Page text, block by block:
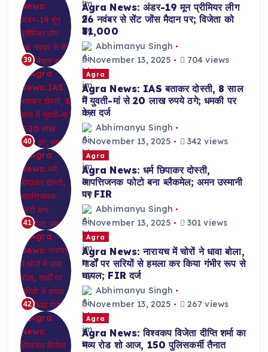
39
Agra News: अंडर-19 मून प्रीमियर लीग
26 नवंबर से सेंट जोंस मैदान पर; विजेता को
₹31,000
Abhimanyu Singh
November 13, 2025
704 views
40
Agra
Agra News: IAS बताकर दोस्ती, 8 साल
में युवती-मां से 20 लाख रुपये ठगे; धमकी पर
केस दर्ज
Abhimanyu Singh
November 13, 2025
342 views
41
Agra
Agra News: धर्म छिपाकर दोस्ती,
आपत्तिजनक फोटो बना ब्लैकमेल; अमन उस्मानी
पर FIR
Abhimanyu Singh
November 13, 2025
301 views
42
Agra
Agra News: नारायच में चोरों ने धावा बोला,
गार्डों पर सरियों से हमला कर किया गंभीर रूप से
घायल; FIR दर्ज
Abhimanyu Singh
November 13, 2025
267 views
Agra
Agra News: विश्वकप विजेता दीप्ति शर्मा का
भव्य रोड शो आज, 150 पुलिसकर्मी तैनात